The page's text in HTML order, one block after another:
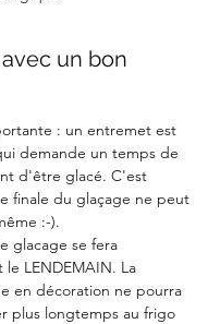
un bon
: un entremet est
demande un temps de
d'être glacé. C'est
finale du glaçage ne peut
:-).
glacage se fera
LENDEMAIN. La
en décoration ne pourra
plus longtemps au frigo